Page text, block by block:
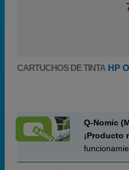
CARTUCHOS DE TINTA HP
Q-Nomic
¡Producto